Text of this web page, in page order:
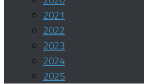
2021
2022
2023
2024
2025